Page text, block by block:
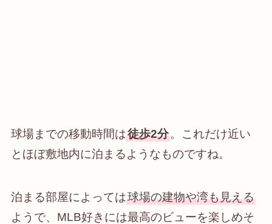
球場までの移動時間は徒歩2分。これだけ近い
とほぼ敷地内に泊まるようなものですね。
泊まる部屋によっては球場の建物や湾も見える
ようで、MLB好きには最高のビューを楽しめそ